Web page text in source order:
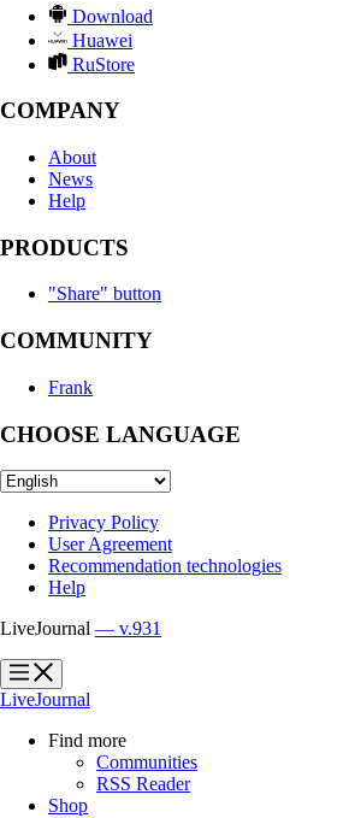
Download
Huawei
RuStore
COMPANY
About
News
Help
PRODUCTS
"Share" button
COMMUNITY
Frank
CHOOSE LANGUAGE
Privacy Policy
User Agreement
Recommendation technologies
Help
LiveJournal — v.931
?
?
LiveJournal
Find more
Communities
RSS Reader
Shop